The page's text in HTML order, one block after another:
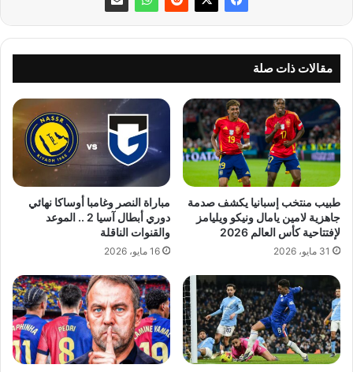
مقالات ذات صلة
طبيب منتخب إسبانيا يكشف صدمة
جاهزية لامين يامال ونيكو ويليامز
لإفتتاحية كأس العالم 2026
31 مايو، 2026
مباراة النصر وغامبا أوساكا نهائي
دوري أبطال آسيا 2 .. الموعد
والقنوات الناقلة
16 مايو، 2026